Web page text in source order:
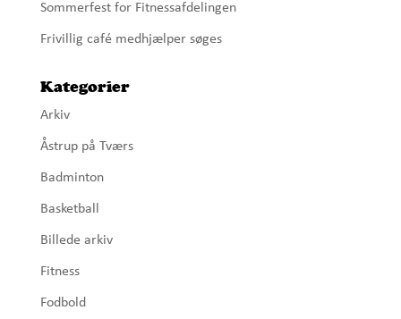
Sommerfest for Fitnessafdelingen
Frivillig café medhjælper søges
Kategorier
Arkiv
Åstrup på Tværs
Badminton
Basketball
Billede arkiv
Fitness
Fodbold